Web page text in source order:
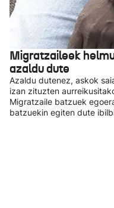
Migratzaileek
azaldu dute
Azaldu dutenez, askok
izan zituzten
Migratzaile batzuek
batzuekin egiten dute